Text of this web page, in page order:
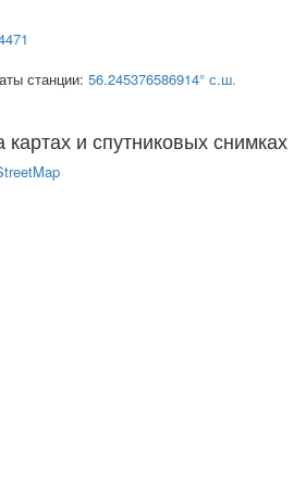
станции: 56.245376586914° с.ш.
и спутниковых снимках